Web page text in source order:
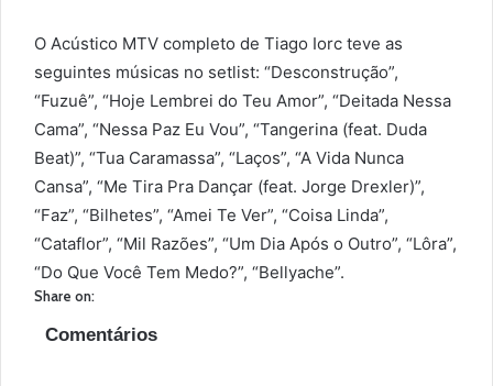
O Acústico MTV completo de Tiago Iorc teve as
seguintes músicas no setlist: “Desconstrução”,
“Fuzuê”, “Hoje Lembrei do Teu Amor”, “Deitada Nessa
Cama”, “Nessa Paz Eu Vou”, “Tangerina (feat. Duda
Beat)”, “Tua Caramassa”, “Laços”, “A Vida Nunca
Cansa”, “Me Tira Pra Dançar (feat. Jorge Drexler)”,
“Faz”, “Bilhetes”, “Amei Te Ver”, “Coisa Linda”,
“Cataflor”, “Mil Razões”, “Um Dia Após o Outro”, “Lôra”,
“Do Que Você Tem Medo?”, “Bellyache”.
Share on:
Comentários